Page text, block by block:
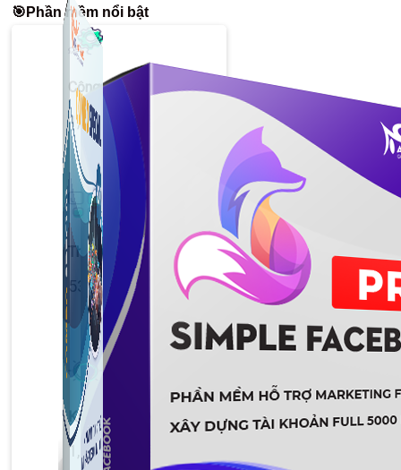
Công Cụ Marketing
1,066 bài viết
Thủ Thuật Facebook
536 bài viết
Kiếm Tiền MMO
1,422 bài viết
🎯Phần mềm nổi bật